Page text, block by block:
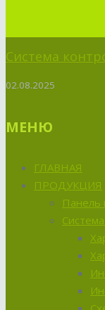
Система
02.08.2025
МЕНЮ
ГЛАВНАЯ
ПРОДУКЦИЯ
Панель